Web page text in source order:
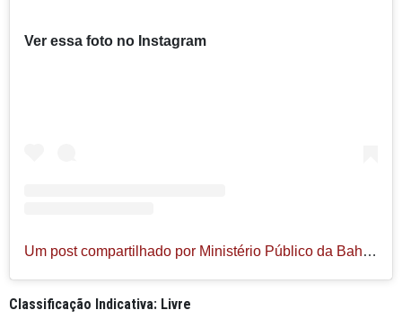
Ver essa foto no Instagram
Um post compartilhado por Ministério Público da Bahia (@mpdabahia)
Classificação Indicativa: Livre